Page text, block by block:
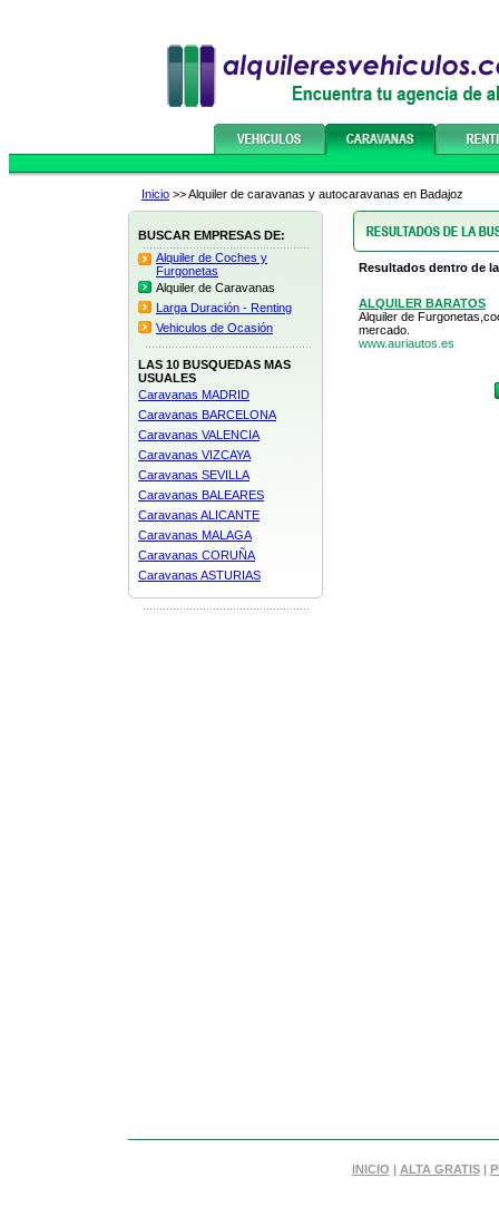
Inicio >> Alquiler de caravanas y autocaravanas en Badajoz
BUSCAR EMPRESAS DE:
Alquiler de Coches y
Furgonetas
Alquiler de Caravanas
Larga Duración - Renting
Vehiculos de Ocasión
LAS 10 BUSQUEDAS MAS
USUALES
Caravanas MADRID
Caravanas BARCELONA
Caravanas VALENCIA
Caravanas VIZCAYA
Caravanas SEVILLA
Caravanas BALEARES
Caravanas ALICANTE
Caravanas MALAGA
Caravanas CORUÑA
Caravanas ASTURIAS
Resultados dentro de
ALQUILER BARATOS
Alquiler de
mercado.
www.auriautos.es
INICIO | ALTA GRATIS|